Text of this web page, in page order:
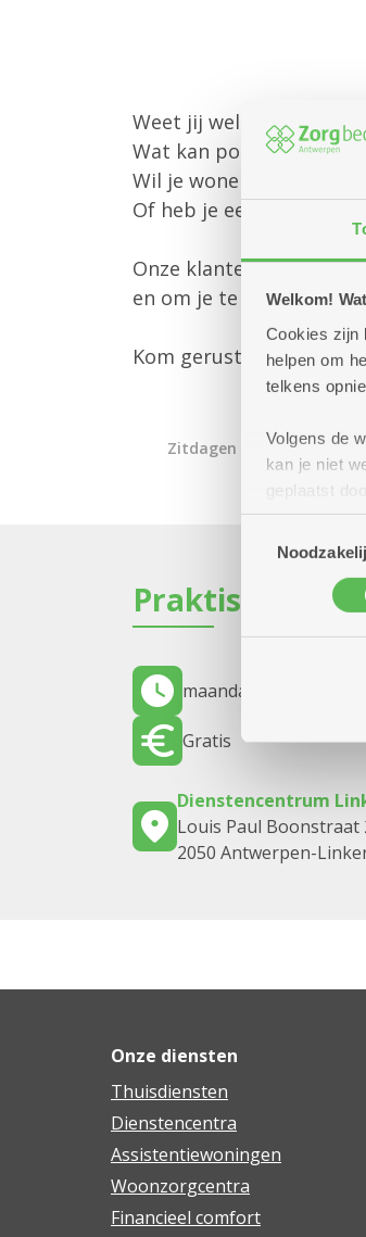
Welkom!
Cookies zijn
helpen om
telkens
Volgens de
kan je niet
geplaatst
Weet jij welke diensten
Wat kan poetshulp of
Wil je wonen in een
Of heb je een andere
Onze
en om je te informeren
Kom gerust langs – we
Zitdagen klantendienst
Praktisch
maandag 31 augustus
Gratis
Dienstencentrum
Louis Paul Boonstraat
2050 Antwerpen-
Onze diensten
Thuisdiensten
Dienstencentra
Assistentiewoningen
Woonzorgcentra
Financieel comfort